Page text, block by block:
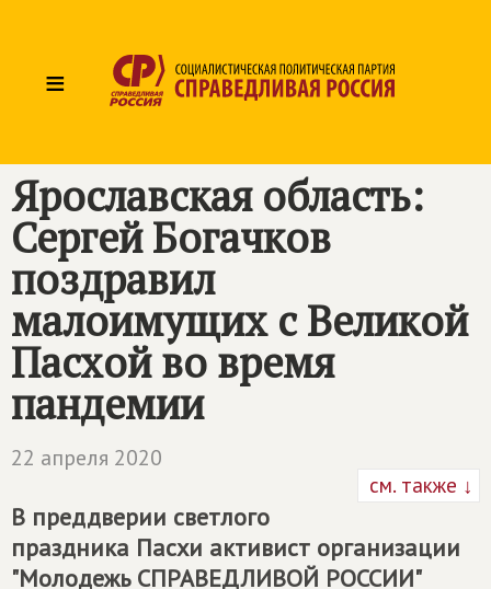
≡
Ярославская область:
Сергей Богачков
поздравил
малоимущих с Великой
Пасхой во время
пандемии
22 апреля 2020
см. также ↓
В преддверии светлого
праздника Пасхи активист организации
"Молодежь СПРАВЕДЛИВОЙ РОССИИ"